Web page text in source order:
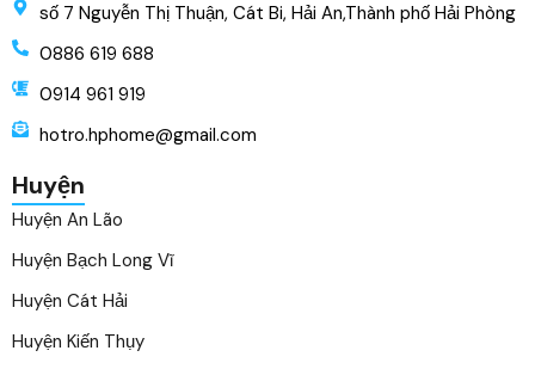
số 7 Nguyễn Thị Thuận, Cát Bi, Hải An,Thành phố Hải Phòng
0886 619 688
0914 961 919
hotro.hphome@gmail.com
Huyện
Huyện An Lão
Huyện Bạch Long Vĩ
Huyện Cát Hải
Huyện Kiến Thụy